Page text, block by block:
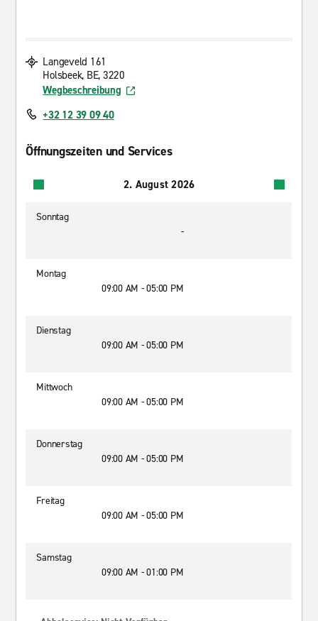
Langeveld 161
Holsbeek, BE, 3220
Wegbeschreibung
+32 12 39 09 40
Öffnungszeiten und Services
2. August 2026
Sonntag
-
Montag
09:00 AM - 05:00 PM
Dienstag
09:00 AM - 05:00 PM
Mittwoch
09:00 AM - 05:00 PM
Donnerstag
09:00 AM - 05:00 PM
Freitag
09:00 AM - 05:00 PM
Samstag
09:00 AM - 01:00 PM